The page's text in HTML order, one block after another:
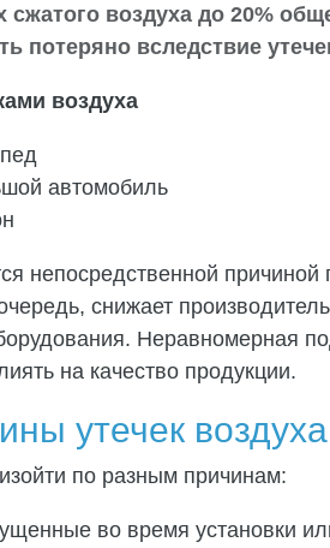
воздуха до 20%
потеряно вследствие
воздуха
автомобиль
непосредственной причиной
снижает
Неравномерная
на качество продукции.
утечек воздуха
по разным причинам:
во время установки